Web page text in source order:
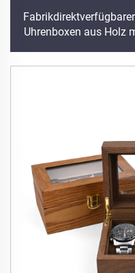
Uhrenboxen aus Holz